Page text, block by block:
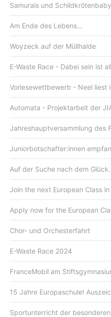
Samurais und
Am Ende des Lebens...
Woyzeck auf der Müllhalde
E-Waste Race - Dabei sein ist
Vorlesewettbewerb - Neel liest
Automata - Projektarbeit der
Jahreshauptversammlung des
Juniorbotschafter:innen
Auf der Suche nach dem
Join the next European Class
Apply now for the European
Chor- und Orchesterfahrt
E-Waste Race 2024
FranceMobil am
15 Jahre Europaschule!
Sportunterricht der